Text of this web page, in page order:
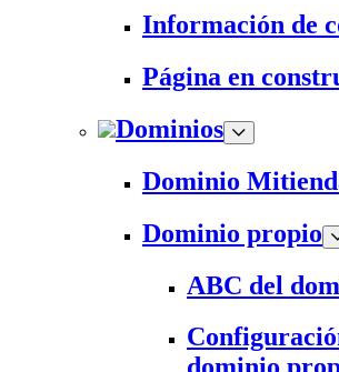
Información de
Página en
Dominios
Dominio
Dominio propio
ABC del